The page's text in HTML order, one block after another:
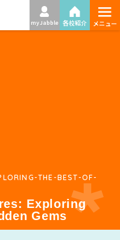
my Jabble 各校紹介 ≡
メニュー
THE-BEST-OF-
Exploring
Gems